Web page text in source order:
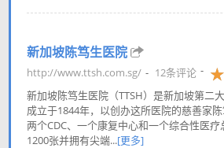
新加坡陈笃生医院
http://www.ttsh.com.sg/ 12条评论
新加坡陈笃生医院（TTSH）是新加坡第二
成立于1844年，以创办这所医院的慈善家
两个CDC、一个康复中心和一个综合性医
1200张并拥有尖端...[更多]